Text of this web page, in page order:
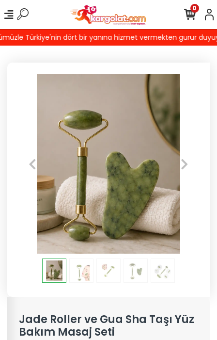
Türkiye'nin dört bir yanına hizmet vermekten gurur
0
Jade Roller ve Gua Sha Taşı Yüz
Bakım Masaj Seti